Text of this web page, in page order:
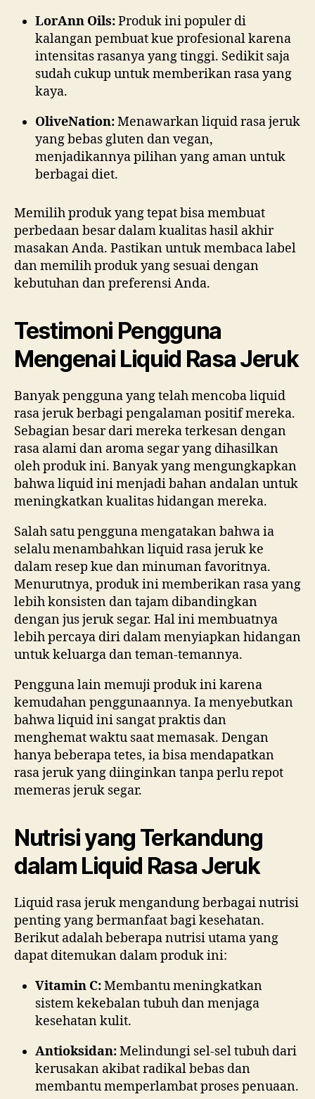
LorAnn Oils:Produk ini populer di
kalangan pembuat kue profesional karena
intensitas rasanya yang tinggi. Sedikit saja
sudah cukup untuk memberikan rasa yang
kaya.
OliveNation:Menawarkan liquid rasa jeruk
yang bebas gluten dan vegan,
menjadikannya pilihan yang aman untuk
berbagai diet.
Memilih produk yang tepat bisa membuat
perbedaan besar dalam kualitas hasil akhir
masakan Anda. Pastikan untuk membaca label
dan memilih produk yang sesuai dengan
kebutuhan dan preferensi Anda.
Testimoni Pengguna
Mengenai Liquid Rasa Jeruk
Banyak pengguna yang telah mencoba liquid
rasa jeruk berbagi pengalaman positif mereka.
Sebagian besar dari mereka terkesan dengan
rasa alami dan aroma segar yang dihasilkan
oleh produk ini. Banyak yang mengungkapkan
bahwa liquid ini menjadi bahan andalan untuk
meningkatkan kualitas hidangan mereka.
Salah satu pengguna mengatakan bahwa ia
selalu menambahkan liquid rasa jeruk ke
dalam resep kue dan minuman favoritnya.
Menurutnya, produk ini memberikan rasa yang
lebih konsisten dan tajam dibandingkan
dengan jus jeruk segar. Hal ini membuatnya
lebih percaya diri dalam menyiapkan hidangan
untuk keluarga dan teman-temannya.
Pengguna lain memuji produk ini karena
kemudahan penggunaannya. Ia menyebutkan
bahwa liquid ini sangat praktis dan
menghemat waktu saat memasak. Dengan
hanya beberapa tetes, ia bisa mendapatkan
rasa jeruk yang diinginkan tanpa perlu repot
memeras jeruk segar.
Nutrisi yang Terkandung
dalam Liquid Rasa Jeruk
Liquid rasa jeruk mengandung berbagai nutrisi
penting yang bermanfaat bagi kesehatan.
Berikut adalah beberapa nutrisi utama yang
dapat ditemukan dalam produk ini:
Vitamin C:Membantu meningkatkan
sistem kekebalan tubuh dan menjaga
kesehatan kulit.
Antioksidan:Melindungi sel-sel tubuh dari
kerusakan akibat radikal bebas dan
membantu memperlambat proses penuaan.